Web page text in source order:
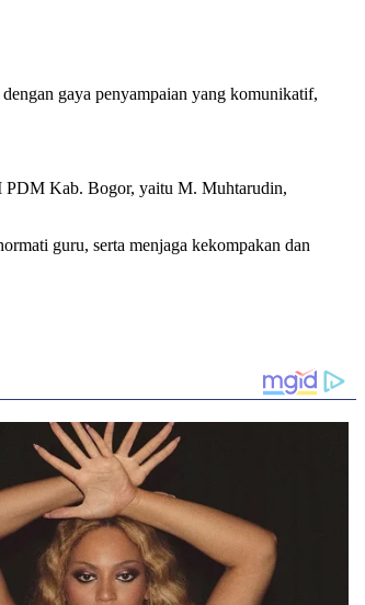
gaya penyampaian yang komunikatif,
PDM Kab. Bogor, yaitu M. Muhtarudin,
guru, serta menjaga kekompakan dan